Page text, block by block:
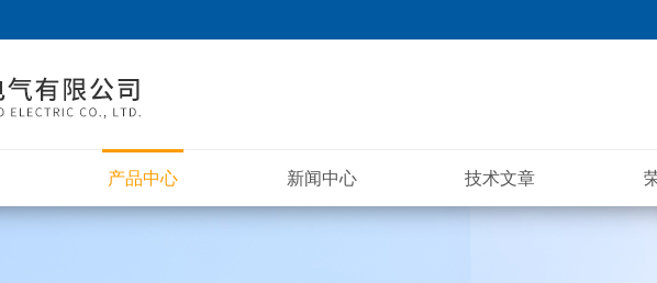
产品中心 新闻中心 技术文章